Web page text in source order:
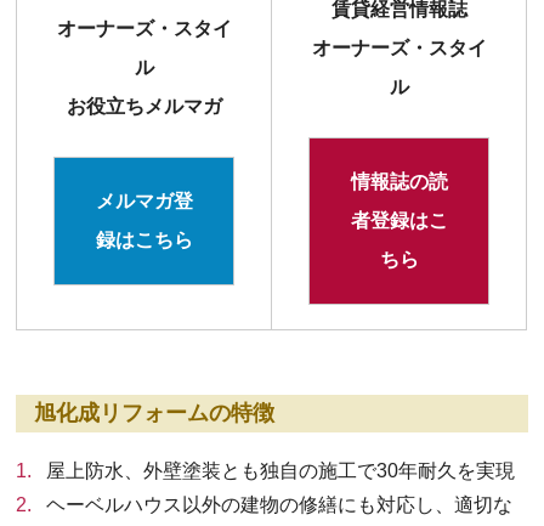
オーナーズ・スタイ
ル
お役立ちメルマガ
メルマガ登
録はこちら
賃貸経営情報誌
オーナーズ・スタイ
ル
情報誌の読
者登録はこ
ちら
旭化成リフォームの特徴
屋上防水、外壁塗装とも独自の施工で30年耐久を実現
ヘーベルハウス以外の建物の修繕にも対応し、適切な